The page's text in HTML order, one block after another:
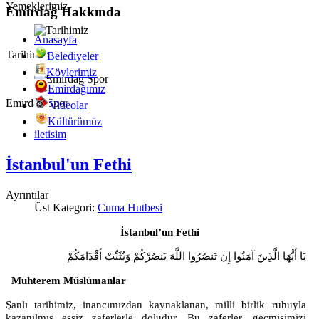
Yemeklerimiz
Tarihimiz
Emirdağ Spor
Emirdağ Hakkında
Anasayfa
Belediyeler
Köylerimiz
Emirdağımız
Videolar
Kültürümüz
iletisim
İstanbul'un Fethi
Ayrıntılar
Üst Kategori: Cuma Hutbesi
İstanbul’un Fethi
يَا أَيُّهَا الَّذِينَ آمَنُوا إِن تَنصُرُوا اللَّهَ يَنصُرْكُمْ وَيُثَبِّتْ أَقْدَامَكُمْ
Muhterem Müslümanlar
Şanlı tarihimiz, inancımızdan kaynaklanan, milli birlik ruhuyla